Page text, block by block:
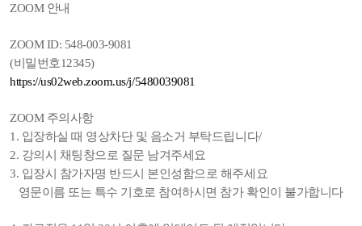
ZOOM 안내
ZOOM ID: 548-003-9081
(비밀번호12345)
https://us02web.zoom.us/j/5480039081
ZOOM 주의사항
1. 입장하실 때 영상차단 및 음소거 부탁드립니다/
2. 강의시 채팅창으로 질문 남겨주세요
3. 입장시 참가자명 반드시 본인성함으로 해주세요
영문이름 또는 특수 기호로 참여하시면 참가 확인이 불가합니다